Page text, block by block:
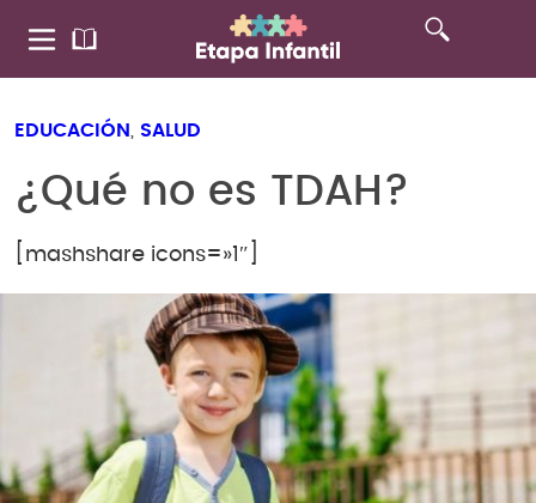
EDUCACIÓN SALUD
¿Qué no es TDAH?
[mashshare icons=»1″]